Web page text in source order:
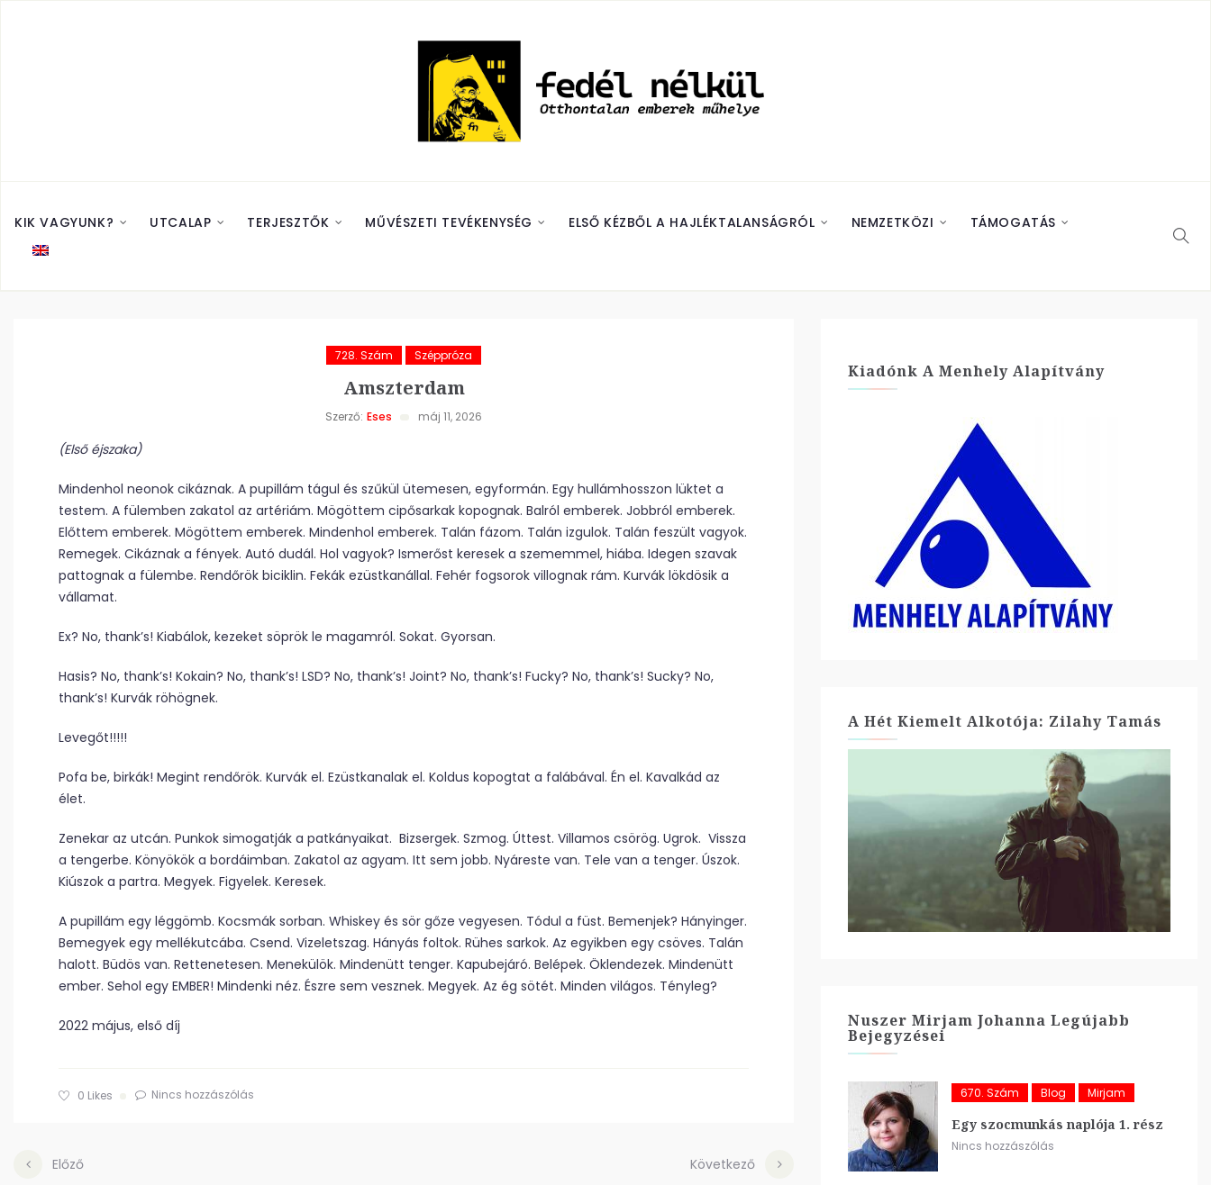
KIK VAGYUNK? UTCALAP TERJESZTŐK MŰVÉSZETI TEVÉKENYSÉG ELSŐ KÉZBŐL A HAJLÉKTALANSÁGRÓL NEMZETKÖZI TÁMOGATÁS
728. Szám Széppróza
Amszterdam
Szerző: Eses máj 11, 2026
(Első éjszaka)
Mindenhol neonok cikáznak. A pupillám tágul és szűkül ütemesen, egyformán. Egy hullámhosszon lüktet a
testem. A fülemben zakatol az artériám. Mögöttem cipősarkak kopognak. Balról emberek. Jobbról emberek.
Előttem emberek. Mögöttem emberek. Mindenhol emberek. Talán fázom. Talán izgulok. Talán feszült vagyok.
Remegek. Cikáznak a fények. Autó dudál. Hol vagyok? Ismerőst keresek a szememmel, hiába. Idegen szavak
pattognak a fülembe. Rendőrök biciklin. Fekák ezüstkanállal. Fehér fogsorok villognak rám. Kurvák lökdösik a
vállamat.
Ex? No, thank’s! Kiabálok, kezeket söprök le magamról. Sokat. Gyorsan.
Hasis? No, thank’s! Kokain? No, thank’s! LSD? No, thank’s! Joint? No, thank’s! Fucky? No, thank’s! Sucky? No,
thank’s! Kurvák röhögnek.
Levegőt!!!!!
Pofa be, birkák! Megint rendőrök. Kurvák el. Ezüstkanalak el. Koldus kopogtat a falábával. Én el. Kavalkád az
élet.
Zenekar az utcán. Punkok simogatják a patkányaikat. Bizsergek. Szmog. Úttest. Villamos csörög. Ugrok. Vissza
a tengerbe. Könyökök a bordáimban. Zakatol az agyam. Itt sem jobb. Nyáreste van. Tele van a tenger. Úszok.
Kiúszok a partra. Megyek. Figyelek. Keresek.
A pupillám egy léggömb. Kocsmák sorban. Whiskey és sör gőze vegyesen. Tódul a füst. Bemenjek? Hányinger.
Bemegyek egy mellékutcába. Csend. Vizeletszag. Hányás foltok. Rühes sarkok. Az egyikben egy csöves. Talán
halott. Büdös van. Rettenetesen. Menekülök. Mindenütt tenger. Kapubejáró. Belépek. Öklendezek. Mindenütt
ember. Sehol egy EMBER! Mindenki néz. Észre sem vesznek. Megyek. Az ég sötét. Minden világos. Tényleg?
2022 május, első díj
0 Likes Nincs hozzászólás
Előző Következő
Kiadónk A Menhely Alapítvány
A Hét Kiemelt Alkotója: Zilahy Tamás
Nuszer Mirjam Johanna Legújabb
Bejegyzései
670. Szám Blog Mirjam
Egy szocmunkás naplója 1. rész
Nincs hozzászólás